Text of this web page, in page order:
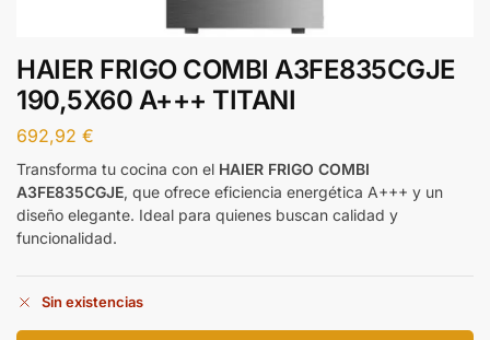
HAIER FRIGO COMBI A3FE835CGJE
190,5X60 A+++ TITANI
692,92 €
Transforma tu cocina con el HAIER FRIGO COMBI
A3FE835CGJE, que ofrece eficiencia energética A+++ y un
diseño elegante. Ideal para quienes buscan calidad y
funcionalidad.
Sin existencias